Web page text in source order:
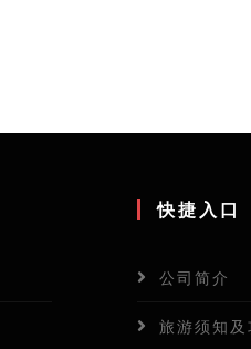
快捷入口
公司简介
旅游须知及